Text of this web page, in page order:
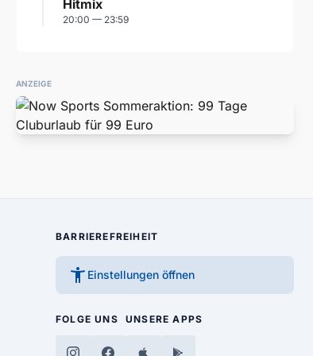
Hitmix
20:00 — 23:59
ANZEIGE
BARRIEREFREIHEIT
accessibility_new Einstellungen öffnen
FOLGE UNS UNSERE APPS